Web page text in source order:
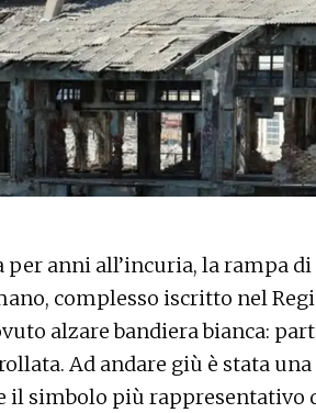
per anni all’incuria, la rampa di
complesso iscritto nel
alzare bandiera bianca:
Ad andare giù è stata
il simbolo più rappresentativo